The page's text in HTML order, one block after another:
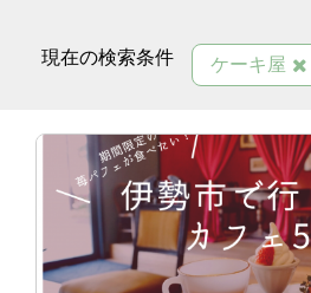
現在の検索条件 ケーキ屋